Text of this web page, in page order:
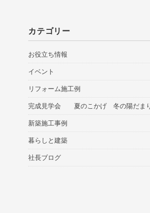
カテゴリー
お役立ち情報
イベント
リフォーム施工例
完成見学会 夏のこかげ 冬の陽だま
新築施工事例
暮らしと建築
社長ブログ